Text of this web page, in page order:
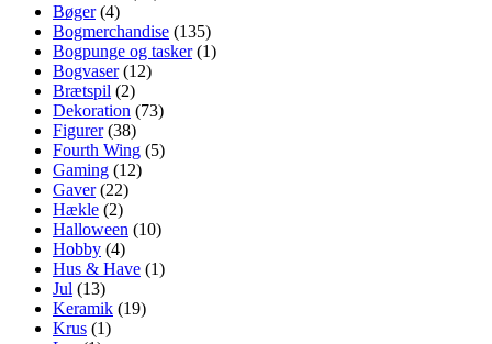
Bøger(4)
Bogmerchandise (135)
Bogpunge og tasker(1)
Bogvaser(12)
Brætspil (2)
Dekoration (73)
Figurer(38)
Fourth Wing (5)
Gaming (12)
Gaver(22)
Hækle (2)
Halloween (10)
Hobby (4)
Hus & Have (1)
Jul (13)
Keramik (19)
Krus (1)